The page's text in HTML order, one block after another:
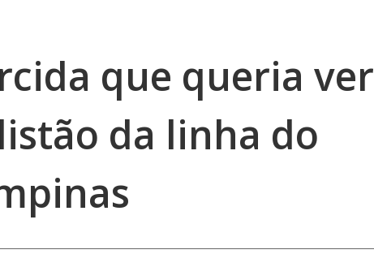
que queria ver
da linha do